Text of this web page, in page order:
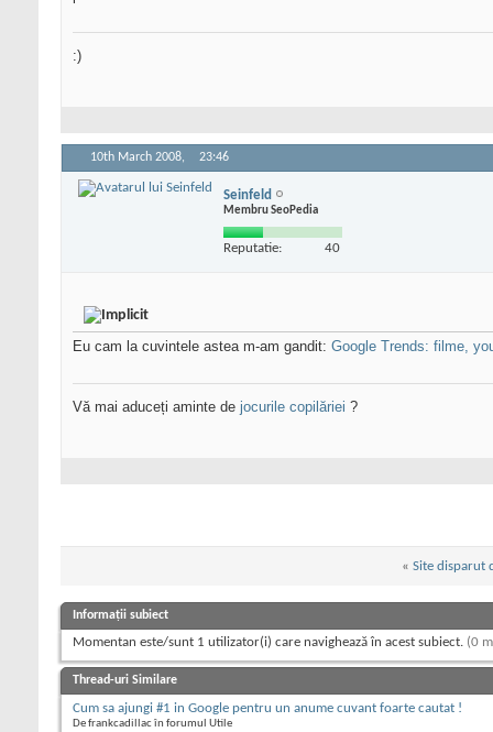
:)
10th March 2008, 23:46
Seinfeld
Membru SeoPedia
Reputatie: 40
Eu cam la cuvintele astea m-am gandit: Google Trends: filme,
Vă mai aduceți aminte de jocurile copilăriei ?
« Site disparut
Informații subiect
Momentan este/sunt 1 utilizator(i) care navighează în acest subiect. (0
Thread-uri Similare
Cum sa ajungi #1 in Google pentru un anume cuvant foarte cautat !
De frankcadillac în forumul Utile